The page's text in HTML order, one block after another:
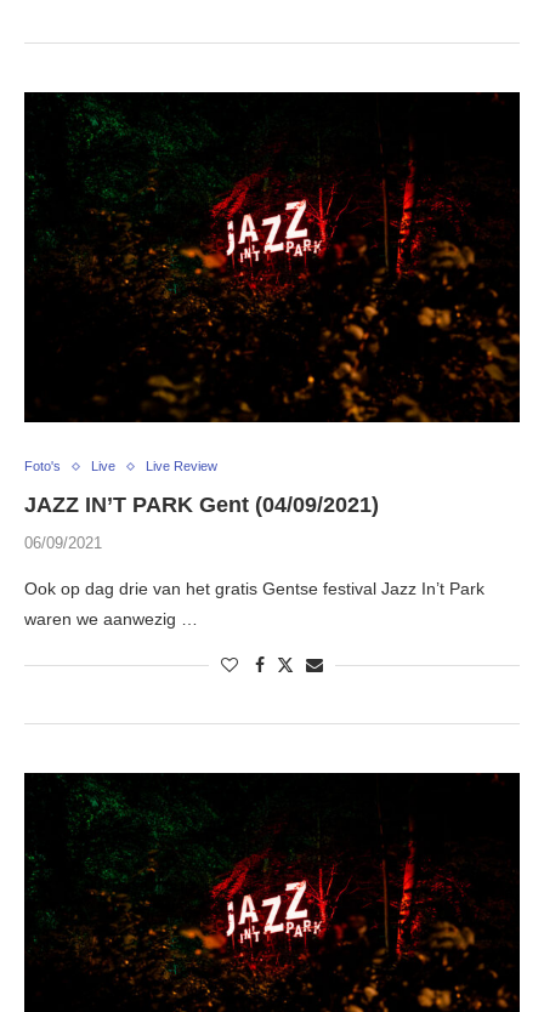
Foto's Live Live Review
JAZZ IN’T PARK Gent (04/09/2021)
06/09/2021
Ook op dag drie van het gratis Gentse festival Jazz In’t Park
waren we aanwezig …